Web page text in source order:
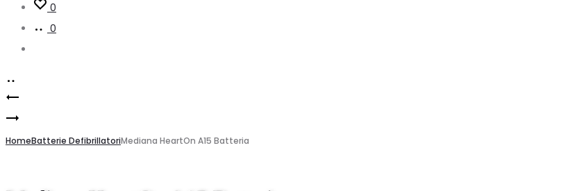
0
0
Navigazione
prodotto
A16
Batteria
per
HomeBatterie DefibrillatoriMediana HeartOn A15 Batteria